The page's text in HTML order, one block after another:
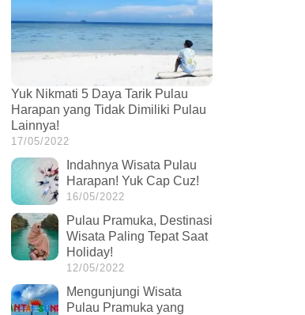
Yuk Nikmati 5 Daya Tarik Pulau
Harapan yang Tidak Dimiliki Pulau
Lainnya!
17/05/2022
Indahnya Wisata Pulau
Harapan! Yuk Cap Cuz!
16/05/2022
Pulau Pramuka, Destinasi
Wisata Paling Tepat Saat
Holiday!
12/05/2022
Mengunjungi Wisata
Pulau Pramuka yang